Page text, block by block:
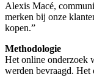
Alexis Macé,
merken bij onze
kopen.”
Methodologie
Het online onderzoek
werden bevraagd. Het